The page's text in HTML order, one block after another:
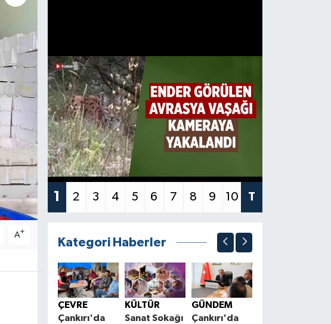
A+
1 2 3 4 5 6 7 8 9 10 T
Kategori Haberler
ÇEVRE
Çankırı'da
KÜLTÜR
Sanat Sokağı
GÜNDEM
Çankırı'da